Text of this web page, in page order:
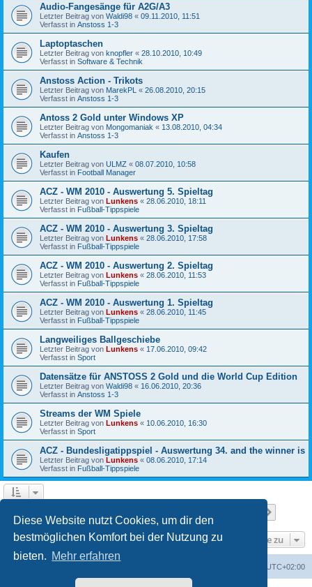
Diese Website nutzt Cookies, um dir den
bestmöglichen Komfort bei der Nutzung zu
bieten. Mehr erfahren
Audio-Fangesänge für A2G/A3
Letzter Beitrag von Waldi98 « 09.11.2010, 11:51
Verfasst in Anstoss 1-3
Laptoptaschen
Letzter Beitrag von knopfler « 28.10.2010, 10:49
Verfasst in Software & Technik
Anstoss Action - Trikots
Letzter Beitrag von MarekPL « 26.08.2010, 20:15
Verfasst in Anstoss 1-3
Antoss 2 Gold unter Windows XP
Letzter Beitrag von Mongomaniak « 13.08.2010, 04:34
Verfasst in Anstoss 1-3
Kaufen
Letzter Beitrag von ULMZ « 08.07.2010, 10:58
Verfasst in Football Manager
ACZ - WM 2010 - Auswertung 5. Spieltag
Letzter Beitrag von Lunkens « 28.06.2010, 18:11
Verfasst in Fußball-Tippspiele
ACZ - WM 2010 - Auswertung 3. Spieltag
Letzter Beitrag von Lunkens « 28.06.2010, 17:58
Verfasst in Fußball-Tippspiele
ACZ - WM 2010 - Auswertung 2. Spieltag
Letzter Beitrag von Lunkens « 28.06.2010, 11:53
Verfasst in Fußball-Tippspiele
ACZ - WM 2010 - Auswertung 1. Spieltag
Letzter Beitrag von Lunkens « 28.06.2010, 11:45
Verfasst in Fußball-Tippspiele
Langweiliges Ballgeschiebe
Letzter Beitrag von Lunkens « 17.06.2010, 09:42
Verfasst in Sport
Datensätze für ANSTOSS 2 Gold und die World Cup Edition
Letzter Beitrag von Waldi98 « 16.06.2010, 20:36
Verfasst in Anstoss 1-3
Streams der WM Spiele
Letzter Beitrag von Lunkens « 10.06.2010, 16:30
Verfasst in Sport
ACZ - Bundesligatippspiel - Auswertung 34. and the winner is
Letzter Beitrag von Lunkens « 08.06.2010, 17:14
Verfasst in Fußball-Tippspiele
Gehe zu
UTC+02:00